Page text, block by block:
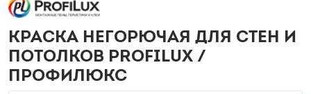
КРАСКА НЕГОРЮЧАЯ ДЛЯ СТЕН И
ПОТОЛКОВ PROFILUX /
ПРОФИЛЮКС